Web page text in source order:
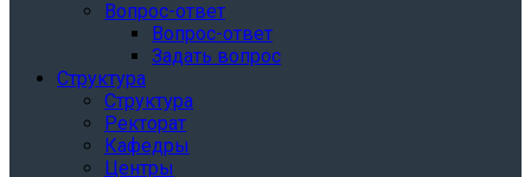
Вопрос-ответ
Вопрос-ответ
Задать вопрос
Структура
Структура
Ректорат
Кафедры
Центры